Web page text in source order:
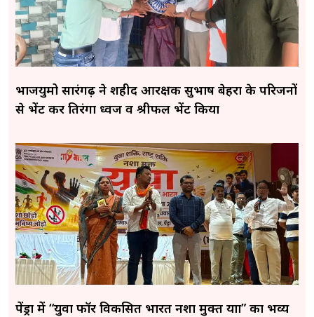
भाजयुमो सारंगढ़ ने शहीद आरक्षक सुभाष बेहरा के परिजनों
से भेंट कर तिरंगा ध्वज व श्रीफल भेंट किया
पेंड्रा में “युवा फॉर विकसित भारत नशा मुक्त यात्रा” का भव्य